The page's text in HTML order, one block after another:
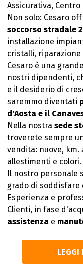
Assicurativa, Centro
Non solo: Cesaro
soccorso stradale
installazione
cristalli,
Cesaro è una
nostri dipendenti,
e il desiderio di
saremmo diventati
d'Aosta e il
Nella nostra sede
troverete sempre
vendita: nuove, km.
allestimenti e colori.
Il nostro personale
grado di soddisfare
Esperienza e
Clienti, in fase
assistenza e
LEGGI